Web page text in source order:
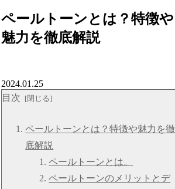
ペールトーンとは？特徴や
魅力を徹底解説
2024.01.25
目次
ペールトーンとは？特徴や魅力を徹
底解説
ペールトーンとは。
ペールトーンのメリットとデ